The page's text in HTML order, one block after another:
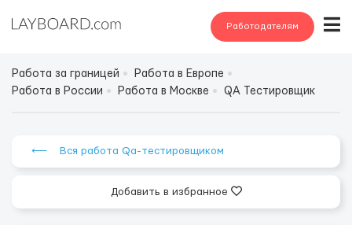
Работодателям
Работа за границей
Работа в Европе
Работа в России
Работа в Москве QA Тестировщик
⟵ Вся работа Qa-тестировщиком
Добавить в избранное